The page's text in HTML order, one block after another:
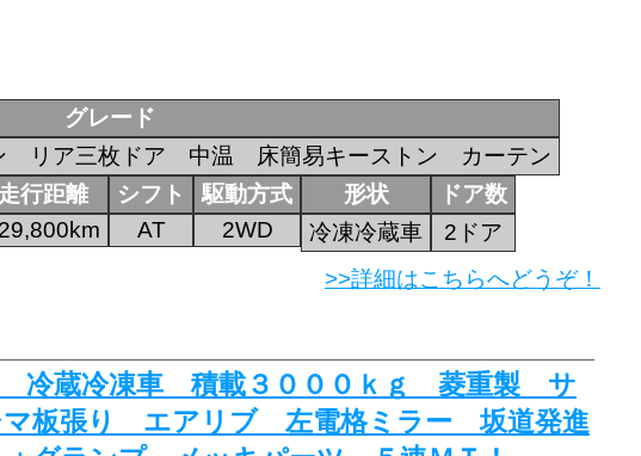
グレード
ア三枚ドア 中温 床簡易キーストン カーテン
走行距離
シフト
AT
駆動方式
2WD
形状
冷凍冷蔵車
ドア数
2ドア
>>詳細はこちらへどうぞ！
蔵冷凍車 積載３０００ｋｇ 菱重製 サ
板張り エアリブ 左電格ミラー 坂道発進